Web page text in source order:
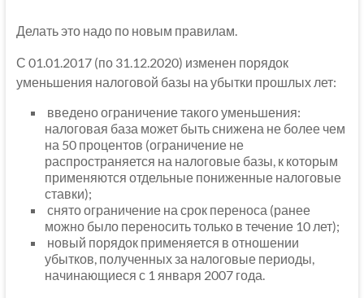
Делать это надо по новым правилам.
С 01.01.2017 (по 31.12.2020) изменен порядок
уменьшения налоговой базы на убытки прошлых лет:
введено ограничение такого уменьшения:
налоговая база может быть снижена не более чем
на 50 процентов (ограничение не
распространяется на налоговые базы, к которым
применяются отдельные пониженные налоговые
ставки);
снято ограничение на срок переноса (ранее
можно было переносить только в течение 10 лет);
новый порядок применяется в отношении
убытков, полученных за налоговые периоды,
начинающиеся с 1 января 2007 года.